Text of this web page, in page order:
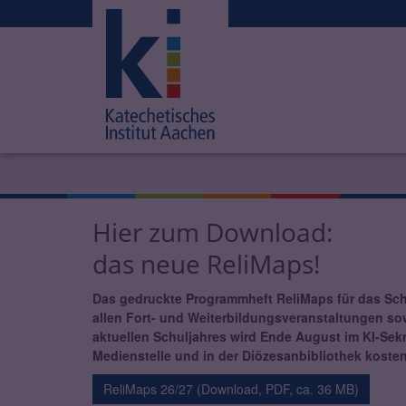
Hier zum Download:
das neue ReliMaps!
Das gedruckte Programmheft ReliMaps für das
allen Fort- und Weiterbildungsveranstaltungen
aktuellen Schuljahres wird Ende August im KI-
Medienstelle und in der Diözesanbibliothek
ReliMaps 26/27 (Download, PDF, ca. 36 MB)